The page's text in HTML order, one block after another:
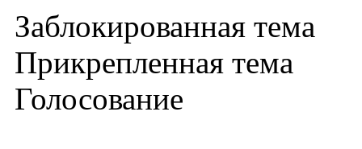
Заблокированная тема
Прикрепленная тема
Голосование